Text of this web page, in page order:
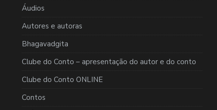
Áudios
Autores e autoras
Bhagavadgita
Clube do Conto – apresentação do autor e do conto
Clube do Conto ONLINE
Contos